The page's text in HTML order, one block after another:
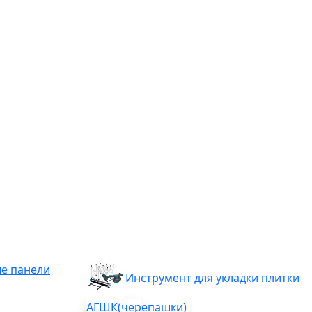
панели
Инструмент для укладки плитки
АГШК(черепашки)